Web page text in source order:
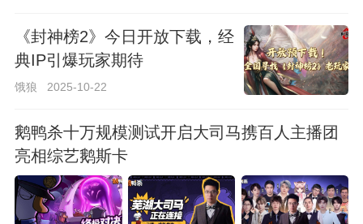
《封神榜2》今日开放下载，经
典IP引爆玩家期待
饿狼 2025-10-22
鹅鸭杀十万规模测试开启大司马携百人主播团
亮相综艺鹅斯卡